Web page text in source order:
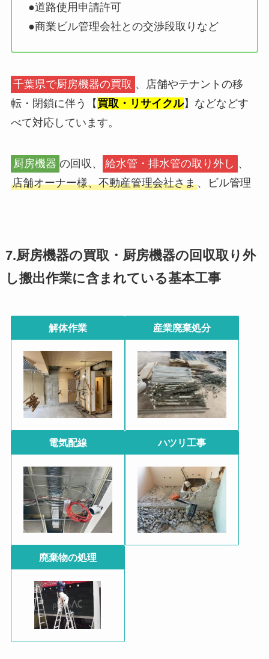
●道路使用申請許可
●商業ビル管理会社との交渉段取りなど
千葉県で厨房機器の買取 、店舗やテナントの移
転・閉鎖に伴う【 買取・リサイクル】などなどす
べて対応しています。
厨房機器 の回収、 給水管・排水管の取り外し 、
店舗オーナー様、不動産管理会社さま、ビル管理
7.厨房機器の買取・厨房機器の回収取り外
し搬出作業に含まれている基本工事
解体作業 産業廃棄処分
電気配線 ハツリ工事
廃棄物の処理